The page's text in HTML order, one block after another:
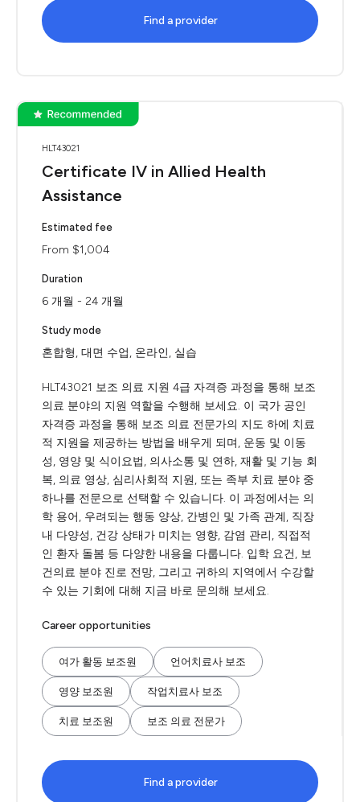
Find a provider
HLT43021
Certificate IV in Allied Health
Assistance
Estimated fee
From $1,004
Duration
6 개월 - 24 개월
Study mode
혼합형, 대면 수업, 온라인, 실습
HLT43021 보조 의료 지원 4급 자격증 과정을 통해 보조
의료 분야의 지원 역할을 수행해 보세요. 이 국가 공인
자격증 과정을 통해 보조 의료 전문가의 지도 하에 치료
적 지원을 제공하는 방법을 배우게 되며, 운동 및 이동
성, 영양 및 식이요법, 의사소통 및 연하, 재활 및 기능 회
복, 의료 영상, 심리사회적 지원, 또는 족부 치료 분야 중
하나를 전문으로 선택할 수 있습니다. 이 과정에서는 의
학 용어, 우려되는 행동 양상, 간병인 및 가족 관계, 직장
내 다양성, 건강 상태가 미치는 영향, 감염 관리, 직접적
인 환자 돌봄 등 다양한 내용을 다룹니다. 입학 요건, 보
건의료 분야 진로 전망, 그리고 귀하의 지역에서 수강할
수 있는 기회에 대해 지금 바로 문의해 보세요.
Career opportunities
여가 활동 보조원 언어치료사 보조
영양 보조원 작업치료사 보조
치료 보조원 보조 의료 전문가
Find a provider